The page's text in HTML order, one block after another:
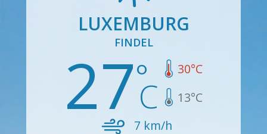
LUXEMBURG
FINDEL
27 30°C
13°C
7 km/h